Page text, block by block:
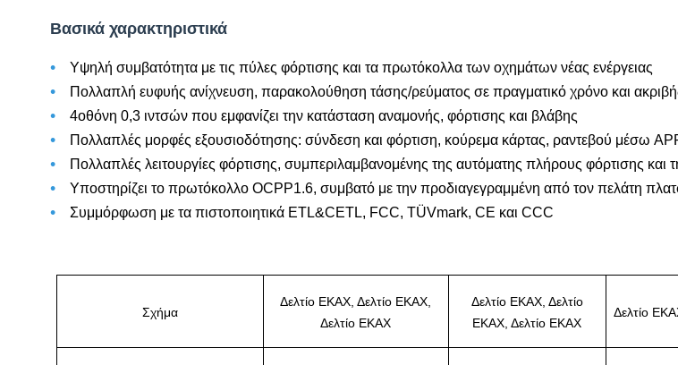
Βασικά χαρακτηριστικά
• Υψηλή συμβατότητα με τις πύλες φόρτισης και τα πρωτόκολλα των οχημάτων νέας ενέργειας
• Πολλαπλή ευφυής ανίχνευση, παρακολούθηση τάσης/ρεύματος σε πραγματικό χρόνο και
• 4οθόνη 0,3 ιντσών που εμφανίζει την κατάσταση αναμονής, φόρτισης και βλάβης
• Πολλαπλές μορφές εξουσιοδότησης: σύνδεση και φόρτιση, κούρεμα κάρτας, ραντεβού μέσω APP
• Πολλαπλές λειτουργίες φόρτισης, συμπεριλαμβανομένης της αυτόματης πλήρους φόρτισης και
• Υποστηρίζει το πρωτόκολλο OCPP1.6, συμβατό με την προδιαγεγραμμένη από τον πελάτη
• Συμμόρφωση με τα πιστοποιητικά ETL&CETL, FCC, TÜVmark, CE και CCC
Σχήμα
Δελτίο ΕΚΑΧ, Δελτίο ΕΚΑΧ,
Δελτίο ΕΚΑΧ
Δελτίο ΕΚΑΧ, Δελτίο
ΕΚΑΧ, Δελτίο ΕΚΑΧ
Δελτίο